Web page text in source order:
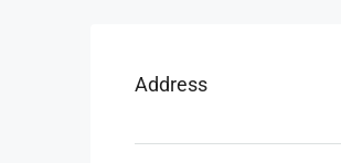
Address